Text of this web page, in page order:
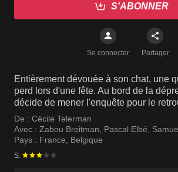
S'ABONNER
Se connecter Partager
Entièrement dévouée à son chat, une
perd lors d'une fête. Au bord de la
décide de mener l'enquête pour le
De : Cécile Telerman
Avec : Zabou Breitman, Pascal Elbé,
Pays : France, Belgique
S.